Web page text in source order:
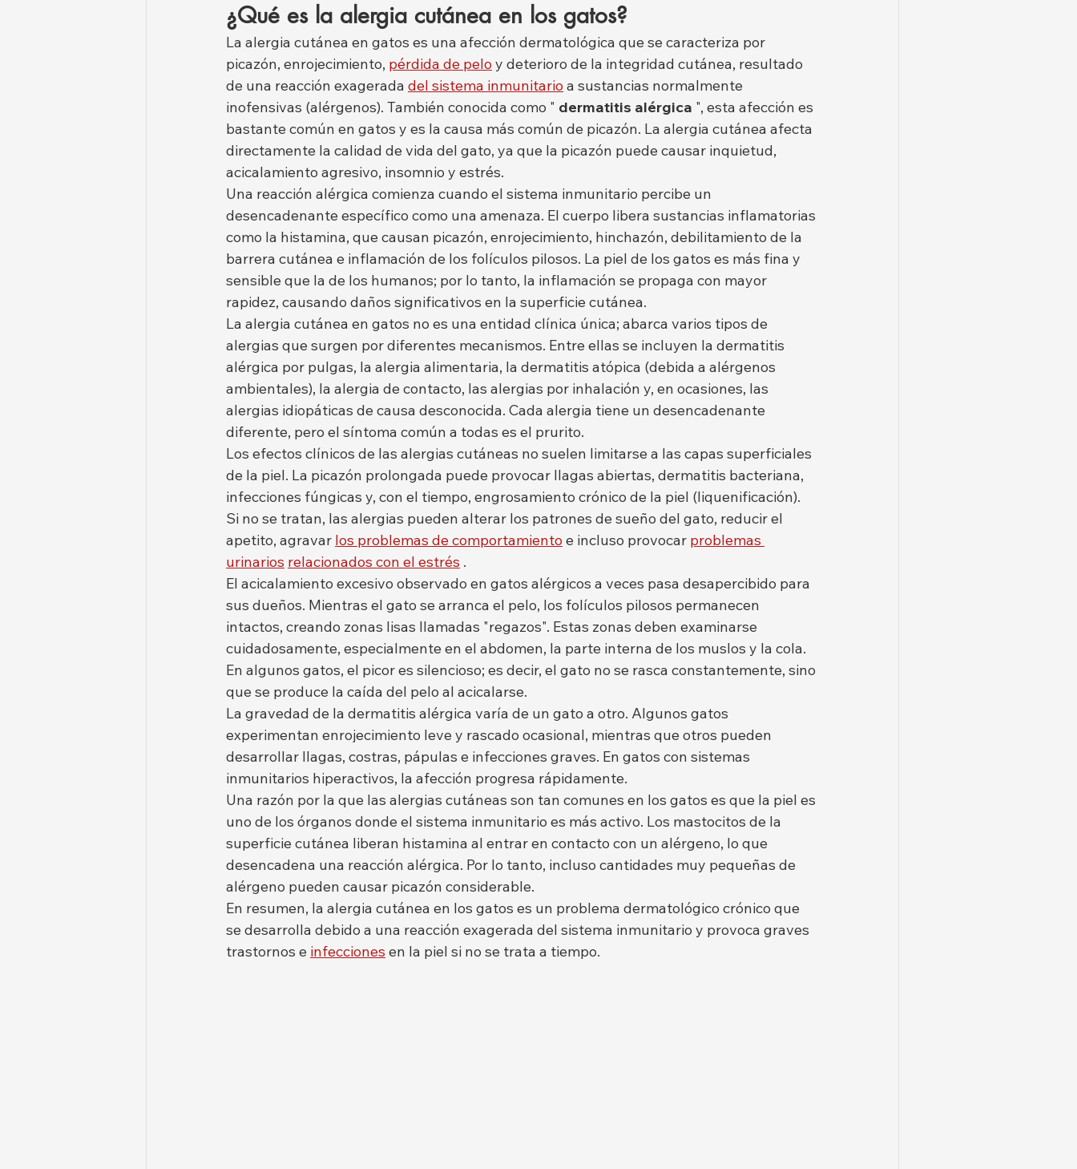
¿Qué es la alergia cutánea en los gatos?
La alergia cutánea en gatos es una afección dermatológica que se caracteriza por
picazón, enrojecimiento, pérdida de pelo y deterioro de la integridad cutánea, resultado
de una reacción exagerada del sistema inmunitario a sustancias normalmente
inofensivas (alérgenos). También conocida como " dermatitis alérgica ", esta afección es
bastante común en gatos y es la causa más común de picazón. La alergia cutánea afecta
directamente la calidad de vida del gato, ya que la picazón puede causar inquietud,
acicalamiento agresivo, insomnio y estrés.
Una reacción alérgica comienza cuando el sistema inmunitario percibe un
desencadenante específico como una amenaza. El cuerpo libera sustancias inflamatorias
como la histamina, que causan picazón, enrojecimiento, hinchazón, debilitamiento de la
barrera cutánea e inflamación de los folículos pilosos. La piel de los gatos es más fina y
sensible que la de los humanos; por lo tanto, la inflamación se propaga con mayor
rapidez, causando daños significativos en la superficie cutánea.
La alergia cutánea en gatos no es una entidad clínica única; abarca varios tipos de
alergias que surgen por diferentes mecanismos. Entre ellas se incluyen la dermatitis
alérgica por pulgas, la alergia alimentaria, la dermatitis atópica (debida a alérgenos
ambientales), la alergia de contacto, las alergias por inhalación y, en ocasiones, las
alergias idiopáticas de causa desconocida. Cada alergia tiene un desencadenante
diferente, pero el síntoma común a todas es el prurito.
Los efectos clínicos de las alergias cutáneas no suelen limitarse a las capas superficiales
de la piel. La picazón prolongada puede provocar llagas abiertas, dermatitis bacteriana,
infecciones fúngicas y, con el tiempo, engrosamiento crónico de la piel (liquenificación).
Si no se tratan, las alergias pueden alterar los patrones de sueño del gato, reducir el
apetito, agravar los problemas de comportamiento e incluso provocar problemas
urinarios relacionados con el estrés .
El acicalamiento excesivo observado en gatos alérgicos a veces pasa desapercibido para
sus dueños. Mientras el gato se arranca el pelo, los folículos pilosos permanecen
intactos, creando zonas lisas llamadas "regazos". Estas zonas deben examinarse
cuidadosamente, especialmente en el abdomen, la parte interna de los muslos y la cola.
En algunos gatos, el picor es silencioso; es decir, el gato no se rasca constantemente, sino
que se produce la caída del pelo al acicalarse.
La gravedad de la dermatitis alérgica varía de un gato a otro. Algunos gatos
experimentan enrojecimiento leve y rascado ocasional, mientras que otros pueden
desarrollar llagas, costras, pápulas e infecciones graves. En gatos con sistemas
inmunitarios hiperactivos, la afección progresa rápidamente.
Una razón por la que las alergias cutáneas son tan comunes en los gatos es que la piel es
uno de los órganos donde el sistema inmunitario es más activo. Los mastocitos de la
superficie cutánea liberan histamina al entrar en contacto con un alérgeno, lo que
desencadena una reacción alérgica. Por lo tanto, incluso cantidades muy pequeñas de
alérgeno pueden causar picazón considerable.
En resumen, la alergia cutánea en los gatos es un problema dermatológico crónico que
se desarrolla debido a una reacción exagerada del sistema inmunitario y provoca graves
trastornos e infecciones en la piel si no se trata a tiempo.